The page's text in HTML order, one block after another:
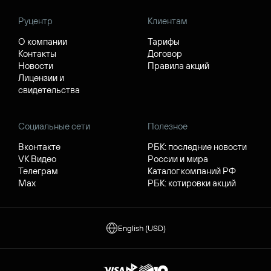
Руцентр
О компании
Контакты
Новости
Лицензии и
свидетельства
Клиентам
Тарифы
Договор
Правила акций
Социальные сети
Вконтакте
VK Видео
Телеграм
Max
Полезное
РБК: последние новости
России и мира
Каталог компаний РФ
РБК: котировки акций
English (USD)